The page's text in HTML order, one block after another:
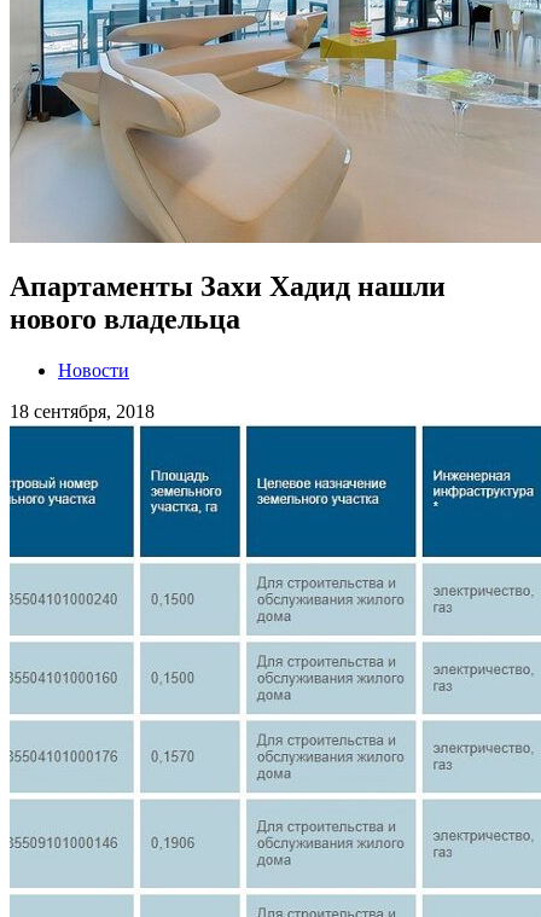
Апартаменты Захи Хадид нашли
нового владельца
Новости
18 сентября, 2018